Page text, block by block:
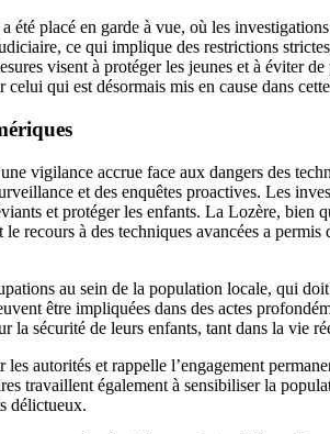
été placé en garde à vue, où les
ce qui implique des restrictions
visent à protéger les jeunes et à éviter
qui est désormais mis en cause dans
vigilance accrue face aux dangers des
et des enquêtes proactives. Les
et protéger les enfants. La Lozère, bien
le recours à des techniques avancées a
au sein de la population locale, qui
être impliquées dans des actes
la sécurité de leurs enfants, tant dans la vie
autorités et rappelle l’engagement
travaillent également à sensibiliser la
délictueux.